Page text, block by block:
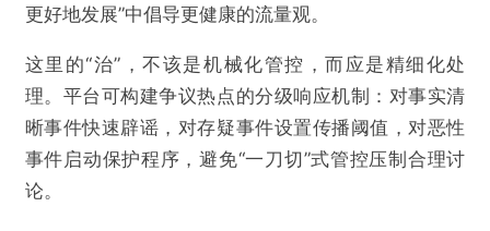
更好地发展”中倡导更健康的流量观。
这里的“治”，不该是机械化管控，而应是精细化处
理。平台可构建争议热点的分级响应机制：对事实清
晰事件快速辟谣，对存疑事件设置传播阈值，对恶性
事件启动保护程序，避免“一刀切”式管控压制合理讨
论。